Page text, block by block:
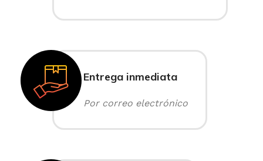
Entrega inmediata
Por correo electrónico